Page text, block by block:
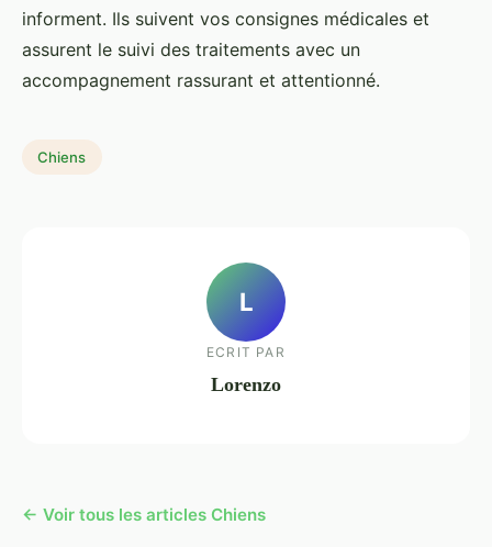
informent. Ils suivent vos consignes médicales et
assurent le suivi des traitements avec un
accompagnement rassurant et attentionné.
Chiens
L
ECRIT PAR
Lorenzo
← Voir tous les articles Chiens